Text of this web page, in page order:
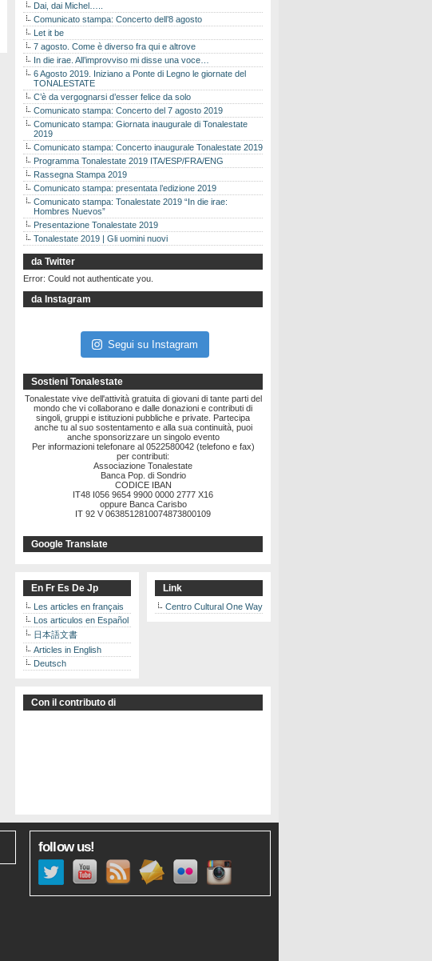
Dai, dai Michel…..
Comunicato stampa: Concerto dell’8 agosto
Let it be
7 agosto. Come è diverso fra qui e altrove
In die irae. All’improvviso mi disse una voce…
6 Agosto 2019. Iniziano a Ponte di Legno le giornate del
TONALESTATE
C’è da vergognarsi d’esser felice da solo
Comunicato stampa: Concerto del 7 agosto 2019
Comunicato stampa: Giornata inaugurale di Tonalestate
2019
Comunicato stampa: Concerto inaugurale Tonalestate 2019
Programma Tonalestate 2019 ITA/ESP/FRA/ENG
Rassegna Stampa 2019
Comunicato stampa: presentata l’edizione 2019
Comunicato stampa: Tonalestate 2019 “In die irae:
Hombres Nuevos”
Presentazione Tonalestate 2019
Tonalestate 2019 | Gli uomini nuovi
da Twitter
Error: Could not authenticate you.
da Instagram
Segui su Instagram
Sostieni Tonalestate
Tonalestate vive dell'attività gratuita di giovani di tante parti del
mondo che vi collaborano e dalle donazioni e contributi di
singoli, gruppi e istituzioni pubbliche e private. Partecipa
anche tu al suo sostentamento e alla sua continuità, puoi
anche sponsorizzare un singolo evento
Per informazioni telefonare al 0522580042 (telefono e fax)
per contributi:
Associazione Tonalestate
Banca Pop. di Sondrio
CODICE IBAN
IT48 I056 9654 9900 0000 2777 X16
oppure Banca Carisbo
IT 92 V 0638512810074873800109
Google Translate
En Fr Es De Jp
Les articles en français
Los articulos en Español
日本語文書
Articles in English
Deutsch
Link
Centro Cultural One Way
Con il contributo di
follow us!